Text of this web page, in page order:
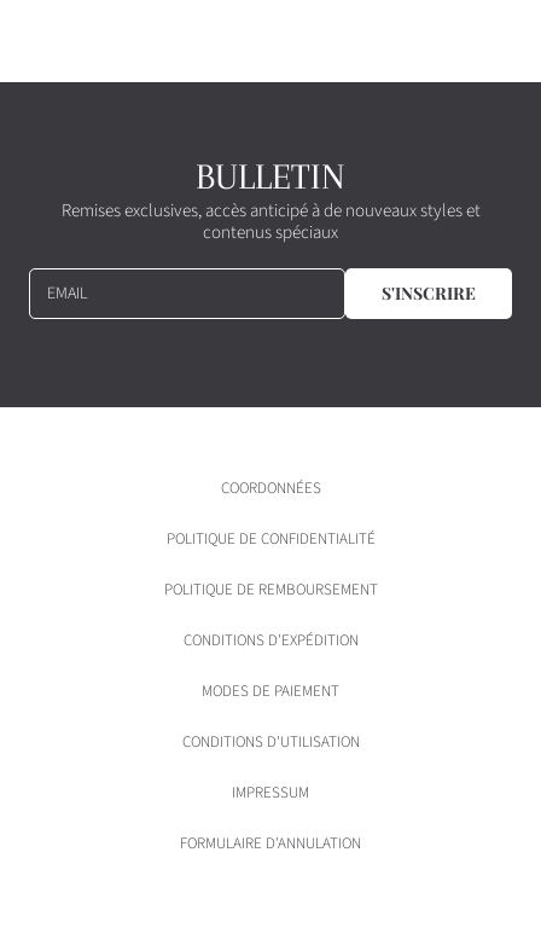
i
BULLETIN
Remises exclusives, accès anticipé à de nouveaux styles et
contenus spéciaux
EMAIL S'INSCRIRE
COORDONNÉES
POLITIQUE DE CONFIDENTIALITÉ
POLITIQUE DE REMBOURSEMENT
CONDITIONS D'EXPÉDITION
MODES DE PAIEMENT
CONDITIONS D'UTILISATION
IMPRESSUM
FORMULAIRE D'ANNULATION